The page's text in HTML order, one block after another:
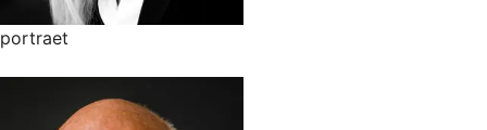
portraet